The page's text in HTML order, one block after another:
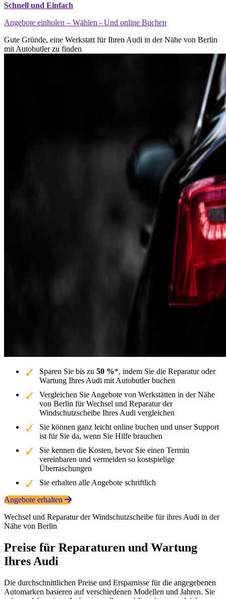
Schnell und Einfach
Angebote einholen – Wählen - Und online Buchen
Gute Gründe, eine Werkstatt für Ihren Audi in der Nähe von Berlin
mit Autobutler zu finden
Sparen Sie bis zu 50 %*, indem Sie die Reparatur oder
Wartung Ihres Audi mit Autobutler buchen
Vergleichen Sie Angebote von Werkstätten in der Nähe
von Berlin für Wechsel und Reparatur der
Windschutzscheibe Ihres Audi vergleichen
Sie können ganz leicht online buchen und unser Support
ist für Sie da, wenn Sie Hilfe brauchen
Sie kennen die Kosten, bevor Sie einen Termin
vereinbaren und vermeiden so kostspielige
Überraschungen
Sie erhalten alle Angebote schriftlich
Angebote erhalten
Wechsel und Reparatur der Windschutzscheibe für ihres Audi in der
Nähe von Berlin
Preise für Reparaturen und Wartung
Ihres Audi
Die durchschnittlichen Preise und Ersparnisse für die angegebenen
Automarken basieren auf verschiedenen Modellen und Jahren. Sie